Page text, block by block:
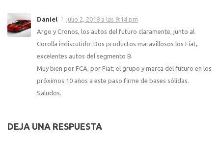
Daniel
julio 2, 2018 a las 9:14 pm
Argo y Cronos, los autos del futuro claramente, junto al
Corolla indiscutido. Dos productos maravillosos los Fiat,
excelentes autos del segmento B.
Muy bien por FCA, por Fiat; el grupo y marca del futuro en los
próximos 10 años a este paso firme de bases sólidas.
Saludos.
DEJA UNA RESPUESTA